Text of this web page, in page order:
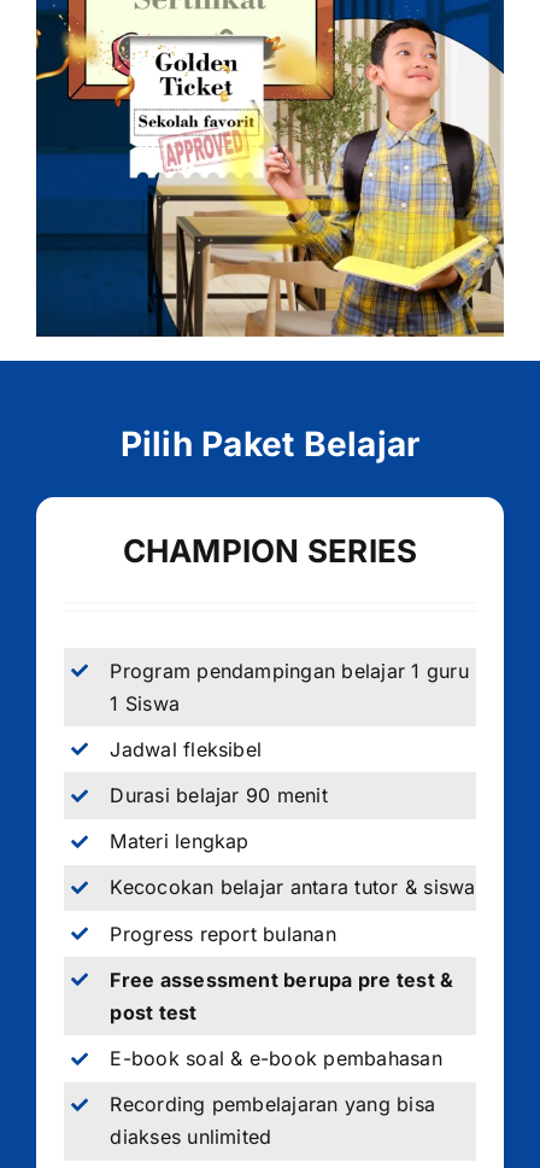
Pilih Paket Belajar
CHAMPION SERIES
Program pendampingan belajar 1 guru
1 Siswa
Jadwal fleksibel
Durasi belajar 90 menit
Materi lengkap
Kecocokan belajar antara tutor & siswa
Progress report bulanan
Free assessment berupa pre test &
post test
E-book soal & e-book pembahasan
Recording pembelajaran yang bisa
diakses unlimited